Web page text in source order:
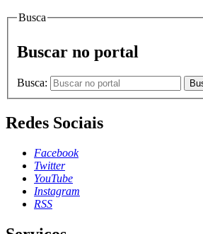
Busca
Buscar no portal
Busca:
Redes Sociais
Facebook
Twitter
YouTube
Instagram
RSS